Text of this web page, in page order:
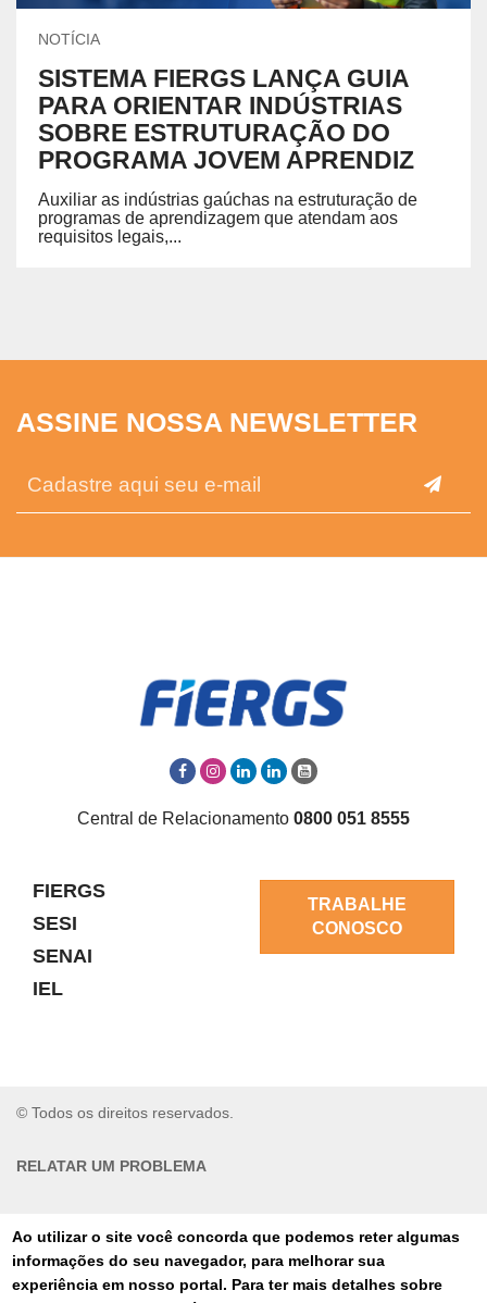
Ao utilizar o site você concorda que podemos reter algumas
informações do seu navegador, para melhorar sua
experiência em nosso portal. Para ter mais detalhes sobre
NOTÍCIA
SISTEMA FIERGS LANÇA GUIA
PARA ORIENTAR INDÚSTRIAS
SOBRE ESTRUTURAÇÃO DO
PROGRAMA JOVEM APRENDIZ
Auxiliar as indústrias gaúchas na estruturação de
programas de aprendizagem que atendam aos
requisitos legais,...
ASSINE NOSSA NEWSLETTER
Central de Relacionamento 0800 051 8555
FIERGS
SESI
SENAI
IEL
TRABALHE
CONOSCO
© Todos os direitos reservados.
RELATAR UM PROBLEMA
PORTAL DE COMPRAS